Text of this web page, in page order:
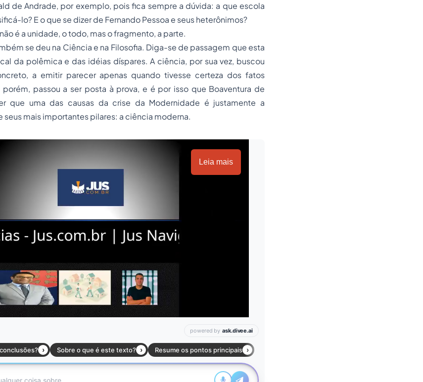
de Andrade, por exemplo, pois fica sempre a dúvida: a que escola
lo? E o que se dizer de Fernando Pessoa e seus heterônimos?
é a unidade, o todo, mas o fragmento, a parte.
se deu na Ciência e na Filosofia. Diga-se de passagem que esta
da polêmica e das idéias díspares. A ciência, por sua vez, buscou
a emitir parecer apenas quando tivesse certeza dos fatos
porém, passou a ser posta à prova, e é por isso que Boaventura de
que uma das causas da crise da Modernidade é justamente a
mais importantes pilares: a ciência moderna.
Leia mais